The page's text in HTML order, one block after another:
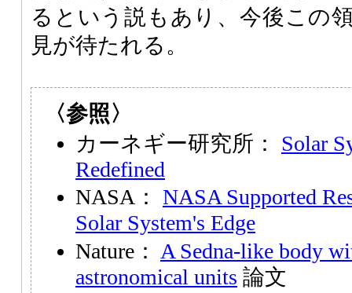
るという説もあり、今後この
見が待たれる。
〈参照〉
カーネギー研究所： Solar
Redefined
NASA： NASA Supported
Solar System's Edge
Nature： A Sedna-like body
astronomical units 論文